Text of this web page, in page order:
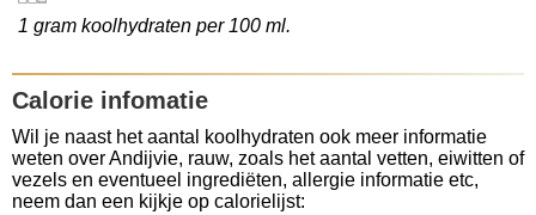
1 gram koolhydraten per 100 ml.
Calorie infomatie
Wil je naast het aantal koolhydraten ook meer informatie
weten over Andijvie, rauw, zoals het aantal vetten, eiwitten of
vezels en eventueel ingrediëten, allergie informatie etc,
neem dan een kijkje op calorielijst: